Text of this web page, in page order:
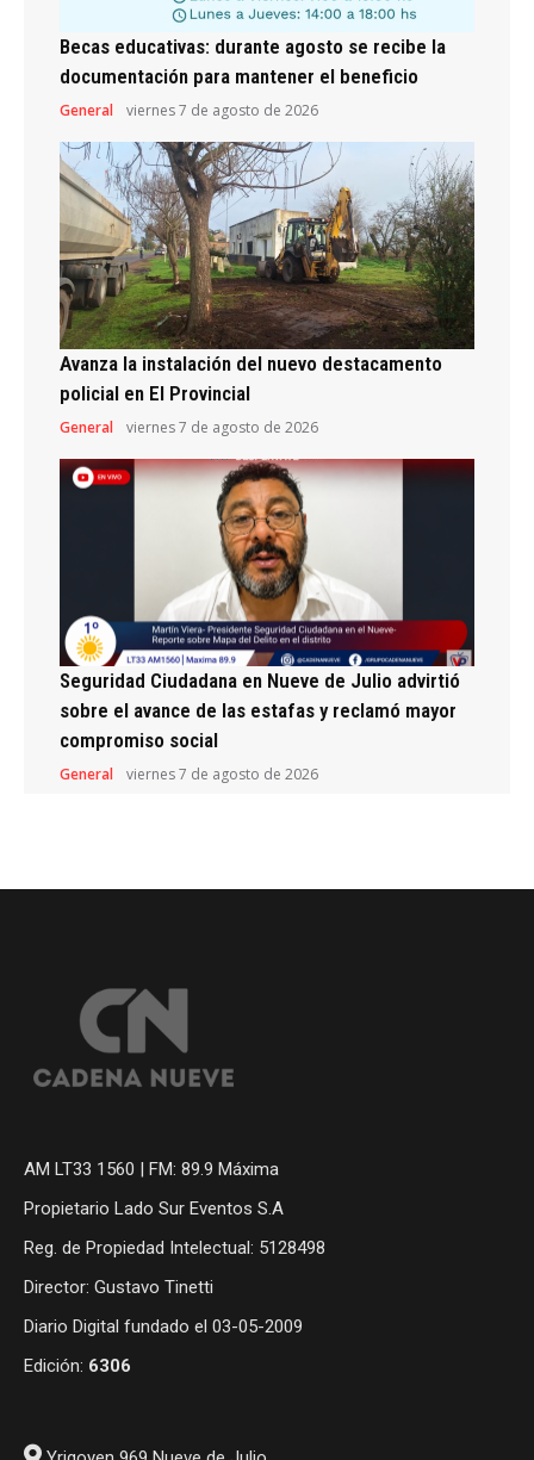
Becas educativas: durante agosto se recibe la
documentación para mantener el beneficio
General viernes 7 de agosto de 2026
Avanza la instalación del nuevo destacamento
policial en El Provincial
General viernes 7 de agosto de 2026
Seguridad Ciudadana en Nueve de Julio advirtió
sobre el avance de las estafas y reclamó mayor
compromiso social
General viernes 7 de agosto de 2026
AM LT33 1560 | FM: 89.9 Máxima
Propietario Lado Sur Eventos S.A
Reg. de Propiedad Intelectual: 5128498
Director: Gustavo Tinetti
Diario Digital fundado el 03-05-2009
Edición: 6306